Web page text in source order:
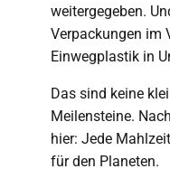
weitergegeben.
Verpackungen im
Einwegplastik in
Das sind keine
Meilensteine.
hier: Jede
für den Planeten.